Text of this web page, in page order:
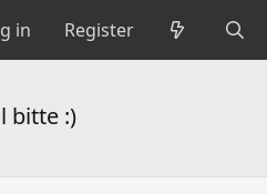
in Register
bitte :)